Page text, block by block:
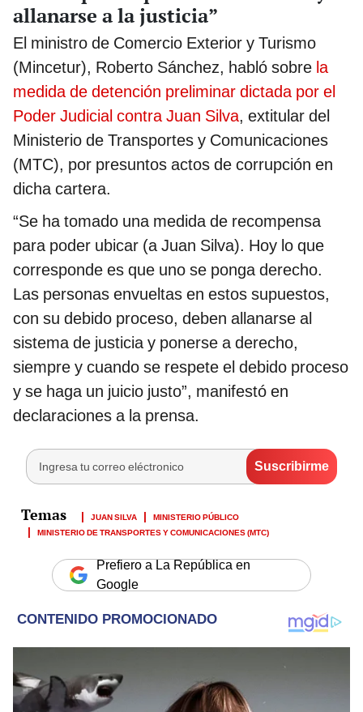
allanarse a la justicia”
El ministro de Comercio Exterior y Turismo
(Mincetur), Roberto Sánchez, habló sobre la
medida de detención preliminar dictada por el
Poder Judicial contra Juan Silva, extitular del
Ministerio de Transportes y Comunicaciones
(MTC), por presuntos actos de corrupción en
dicha cartera.
“Se ha tomado una medida de recompensa
para poder ubicar (a Juan Silva). Hoy lo que
corresponde es que uno se ponga derecho.
Las personas envueltas en estos supuestos,
con su debido proceso, deben allanarse al
sistema de justicia y ponerse a derecho,
siempre y cuando se respete el debido proceso
y se haga un juicio justo”, manifestó en
declaraciones a la prensa.
JUAN SILVA
MINISTERIO PÚBLICO
MINISTERIO DE TRANSPORTES Y COMUNICACIONES (MTC)
Prefiero a La República en
Google